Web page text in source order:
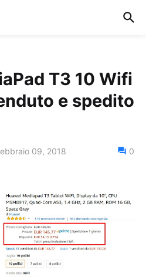
T3 10 Wifi
e spedito
09, 2018 0